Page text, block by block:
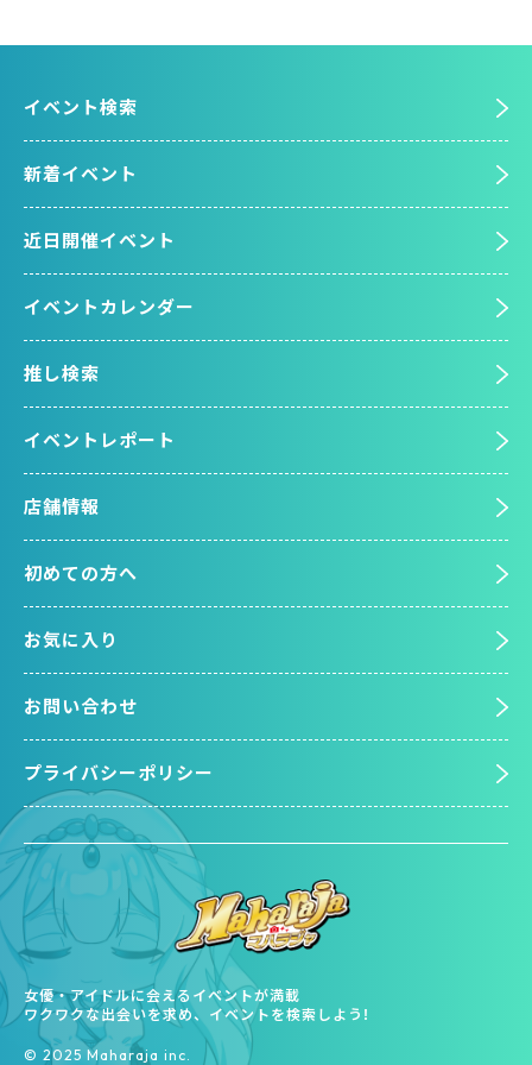
女優・アイドルに会えるイベントが満載
ワクワクな出会いを求め、イベントを検索しよう!
©︎ 2025 Maharaja inc.
イベント検索
新着イベント
近日開催イベント
イベントカレンダー
推し検索
イベントレポート
店舗情報
初めての方へ
お気に入り
お問い合わせ
プライバシーポリシー